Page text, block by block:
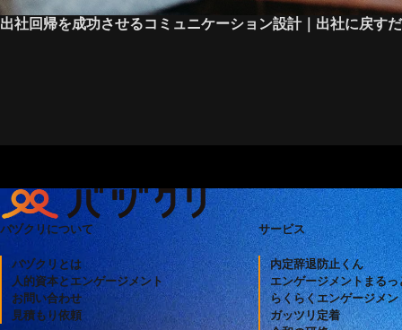
出社回帰を成功させるコミュニケーション設計｜出社に戻す
バヅクリについて
バヅクリとは
人的資本とエンゲージメント
お問い合わせ
見積もり依頼
サービス
内定辞退防止くん
エンゲージメントまるっ
らくらくエンゲージメン
ガッツリ定着